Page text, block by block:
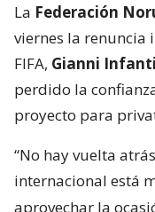
La Federación
viernes la renuncia
FIFA, Gianni
perdido la
proyecto para
“No hay vuelta
internacional está
aprovechar la